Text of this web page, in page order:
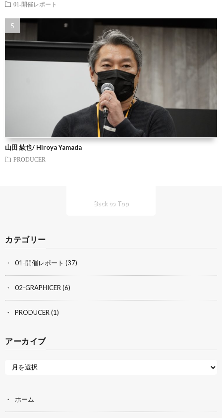
01-開催レポート
山田 紘也/ Hiroya Yamada
PRODUCER
Back to Top
カテゴリー
01-開催レポート (37)
02-GRAPHICER (6)
PRODUCER (1)
アーカイブ
ホーム